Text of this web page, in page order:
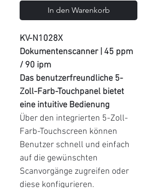
In den Warenkorb
KV-N1028X
Dokumentenscanner | 45 ppm
/ 90 ipm
Das benutzerfreundliche 5-
Zoll-Farb-Touchpanel bietet
eine intuitive Bedienung
Über den integrierten 5-Zoll-
Farb-Touchscreen können
Benutzer schnell und einfach
auf die gewünschten
Scanvorgänge zugreifen oder
diese konfigurieren.